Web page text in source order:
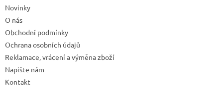
Novinky
O nás
Obchodní podmínky
Ochrana osobních údajů
Reklamace, vrácení a výměna zboží
Napište nám
Kontakt